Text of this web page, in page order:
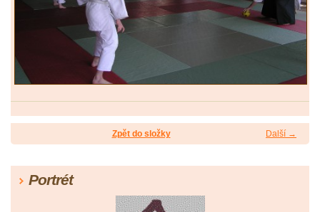
Další →
Zpět do složky
Portrét